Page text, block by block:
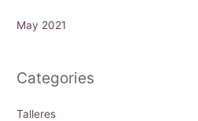
May 2021
Categories
Talleres